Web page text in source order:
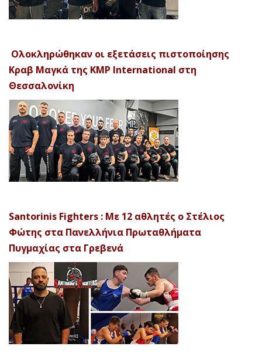
Ολοκληρώθηκαν οι εξετάσεις πιστοποίησης
Κραβ Μαγκά της KMP International στη
Θεσσαλονίκη
Santorinis Fighters : Με 12 αθλητές ο Στέλιος
Φώτης στα Πανελλήνια Πρωταθλήματα
Πυγμαχίας στα Γρεβενά